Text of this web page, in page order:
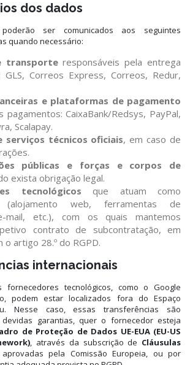
dos dados
ser comunicados aos seguintes
quando necessário:
transporteresponsáveis pela entrega
GLS, Correos Express, Correos, Redur,
e plataformas de pagamento
CaixaBank/Redsys, PayPal,
Scalapay.
serviços técnicos oficiais, em caso de
públicas e forças e corpos de
exista obrigação legal.
tecnológicos que atuam como
(alojamento web, ferramentas de
mail, etc.), com os quais mantemos
contrato de subcontratação, em
artigo 28.º do RGPD.
internacionais
fornecedores tecnológicos, como o Google
podem estar localizados fora do Espaço
Nesse caso, essas transferências são
garantias, quer o fornecedor esteja
de Proteção de Dados UE-EUA (EU-US
, através da subscrição de Cláusulas
aprovadas pela Comissão Europeia, ou por